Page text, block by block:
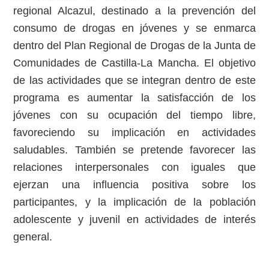
regional Alcazul, destinado a la prevención del
consumo de drogas en jóvenes y se enmarca
dentro del Plan Regional de Drogas de la Junta de
Comunidades de Castilla-La Mancha. El objetivo
de las actividades que se integran dentro de este
programa es aumentar la satisfacción de los
jóvenes con su ocupación del tiempo libre,
favoreciendo su implicación en actividades
saludables. También se pretende favorecer las
relaciones interpersonales con iguales que
ejerzan una influencia positiva sobre los
participantes, y la implicación de la población
adolescente y juvenil en actividades de interés
general.